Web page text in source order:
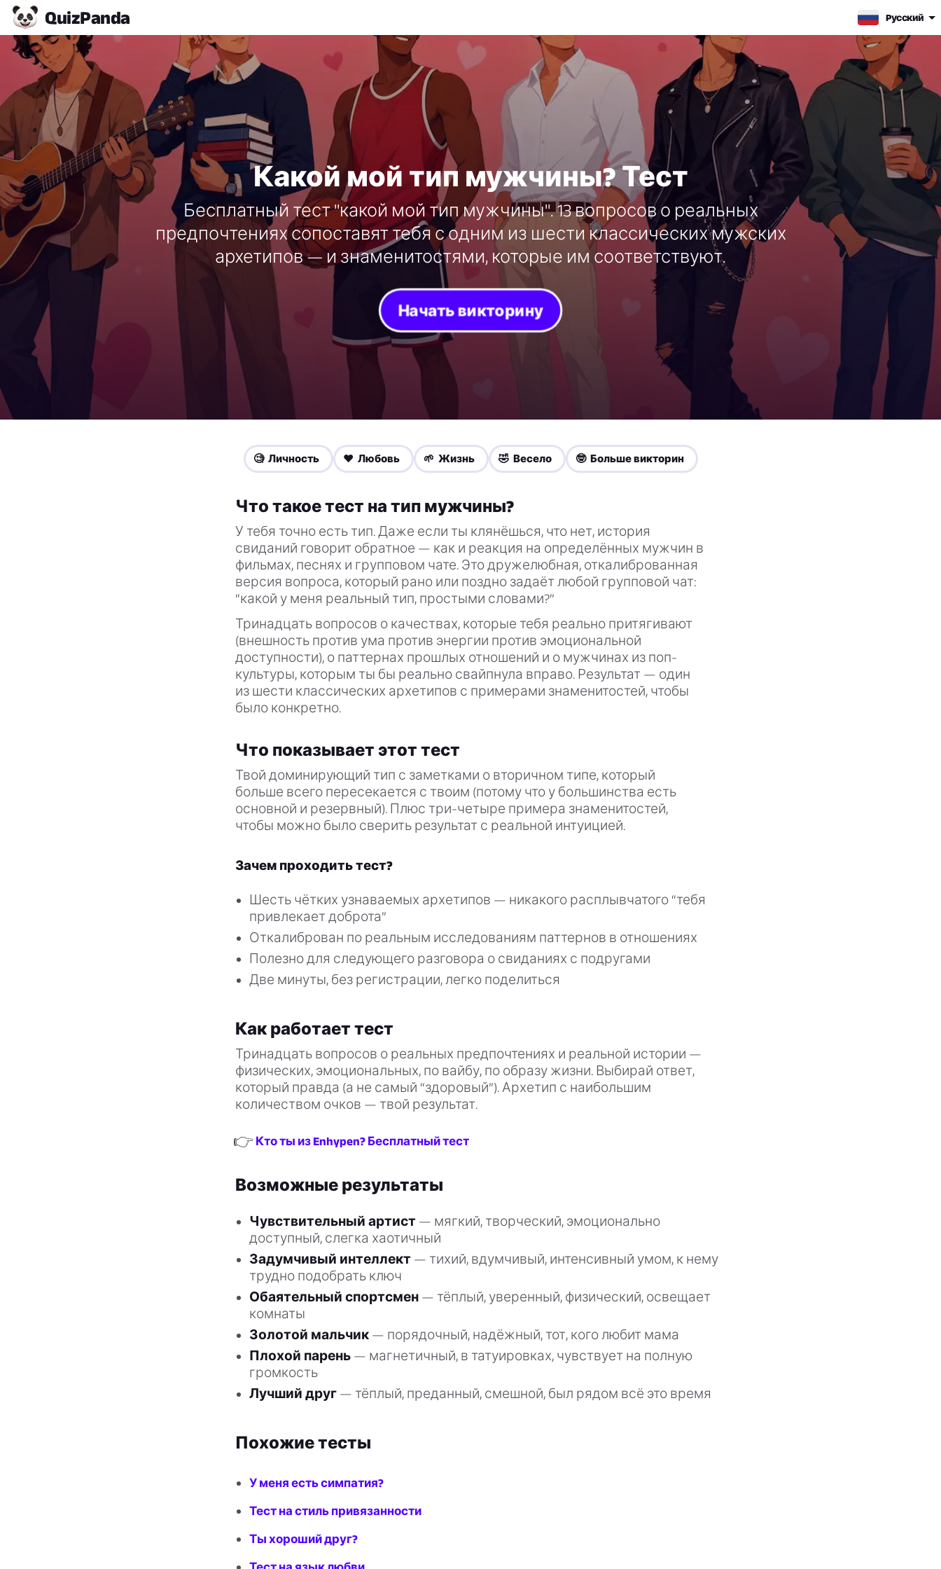
QuizPanda Pусский
Какой мой тип мужчины? Тест
Бесплатный тест "какой мой тип мужчины". 13 вопросов о реальных
предпочтениях сопоставят тебя с одним из шести классических мужских
архетипов — и знаменитостями, которые им соответствуют.
Начать викторину
🧐 Личность ❤️ Любовь 🌱 Жизнь 🤣 Весело 🤓 Больше викторин
Что такое тест на тип мужчины?
У тебя точно есть тип. Даже если ты клянёшься, что нет, история
свиданий говорит обратное — как и реакция на определённых мужчин в
фильмах, песнях и групповом чате. Это дружелюбная, откалиброванная
версия вопроса, который рано или поздно задаёт любой групповой чат:
“какой у меня реальный тип, простыми словами?”
Тринадцать вопросов о качествах, которые тебя реально притягивают
(внешность против ума против энергии против эмоциональной
доступности), о паттернах прошлых отношений и о мужчинах из поп-
культуры, которым ты бы реально свайпнула вправо. Результат — один
из шести классических архетипов с примерами знаменитостей, чтобы
было конкретно.
Что показывает этот тест
Твой доминирующий тип с заметками о вторичном типе, который
больше всего пересекается с твоим (потому что у большинства есть
основной и резервный). Плюс три-четыре примера знаменитостей,
чтобы можно было сверить результат с реальной интуицией.
Зачем проходить тест?
Шесть чётких узнаваемых архетипов — никакого расплывчатого “тебя
привлекает доброта”
Откалиброван по реальным исследованиям паттернов в отношениях
Полезно для следующего разговора о свиданиях с подругами
Две минуты, без регистрации, легко поделиться
Как работает тест
Тринадцать вопросов о реальных предпочтениях и реальной истории —
физических, эмоциональных, по вайбу, по образу жизни. Выбирай ответ,
который правда (а не самый “здоровый”). Архетип с наибольшим
количеством очков — твой результат.
👉 Кто ты из Enhypen? Бесплатный тест
Возможные результаты
Чувствительный артист — мягкий, творческий, эмоционально
доступный, слегка хаотичный
Задумчивый интеллект — тихий, вдумчивый, интенсивный умом, к нему
трудно подобрать ключ
Обаятельный спортсмен — тёплый, уверенный, физический, освещает
комнаты
Золотой мальчик — порядочный, надёжный, тот, кого любит мама
Плохой парень — магнетичный, в татуировках, чувствует на полную
громкость
Лучший друг — тёплый, преданный, смешной, был рядом всё это время
Похожие тесты
У меня есть симпатия?
Тест на стиль привязанности
Ты хороший друг?